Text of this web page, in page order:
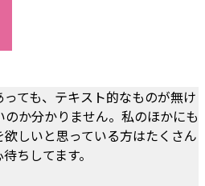
ても、テキスト的なものが無け
か分かりません。私のほかにも
しいと思っている方はたくさん
ちしてます。